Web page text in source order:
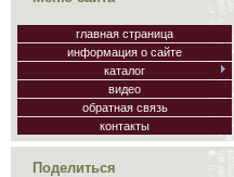
главная страница
информация о сайте
каталог
видео
обратная связь
контакты
Поделиться